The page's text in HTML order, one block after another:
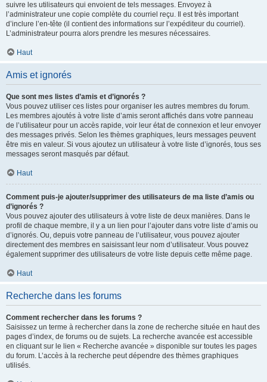
suivre les utilisateurs qui envoient de tels messages. Envoyez à
l’administrateur une copie complète du courriel reçu. Il est très important
d’inclure l’en-tête (il contient des informations sur l’expéditeur du courriel).
L’administrateur pourra alors prendre les mesures nécessaires.
Haut
Amis et ignorés
Que sont mes listes d’amis et d’ignorés ?
Vous pouvez utiliser ces listes pour organiser les autres membres du forum.
Les membres ajoutés à votre liste d’amis seront affichés dans votre panneau
de l’utilisateur pour un accès rapide, voir leur état de connexion et leur envoyer
des messages privés. Selon les thèmes graphiques, leurs messages peuvent
être mis en valeur. Si vous ajoutez un utilisateur à votre liste d’ignorés, tous ses
messages seront masqués par défaut.
Haut
Comment puis-je ajouter/supprimer des utilisateurs de ma liste d’amis ou
d’ignorés ?
Vous pouvez ajouter des utilisateurs à votre liste de deux manières. Dans le
profil de chaque membre, il y a un lien pour l’ajouter dans votre liste d’amis ou
d’ignorés. Ou, depuis votre panneau de l’utilisateur, vous pouvez ajouter
directement des membres en saisissant leur nom d’utilisateur. Vous pouvez
également supprimer des utilisateurs de votre liste depuis cette même page.
Haut
Recherche dans les forums
Comment rechercher dans les forums ?
Saisissez un terme à rechercher dans la zone de recherche située en haut des
pages d’index, de forums ou de sujets. La recherche avancée est accessible
en cliquant sur le lien « Recherche avancée » disponible sur toutes les pages
du forum. L’accès à la recherche peut dépendre des thèmes graphiques
utilisés.